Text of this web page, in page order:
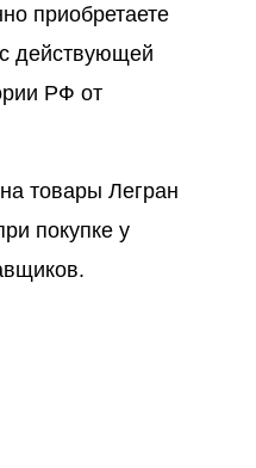
приобретаете
действующей
РФ от
товары Легран
покупке у